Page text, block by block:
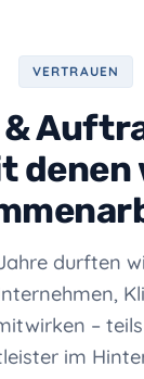
VERTRAUEN
&
denen
durften
–
im